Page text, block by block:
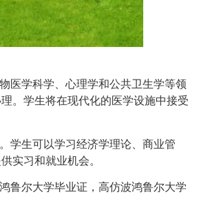
医学科学、心理学和公共卫生学等领
。学生将在现代化的医学设施中接受
学生可以学习经济学理论、商业管
实习和就业机会。
鲁尔大学毕业证，高仿波鸿鲁尔大学